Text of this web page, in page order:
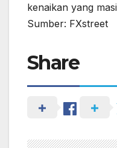
kenaikan yang
Sumber: FXstreet
Share